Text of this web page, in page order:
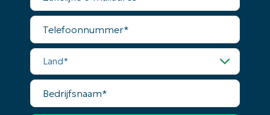
mailadres*
Telefoonnummer*
Land*
Bedrijfsnaam*
Company
name*